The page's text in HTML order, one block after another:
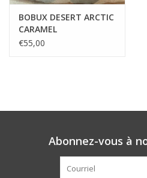
BOBUX DESERT ARCTIC
CARAMEL
€55,00
Abonnez-vous à